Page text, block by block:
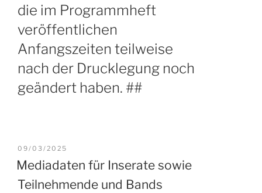
die im Programmheft
veröffentlichen
Anfangszeiten teilweise
nach der Drucklegung noch
geändert haben. ##
VERÖFFENTLICHT
09/03/2025
Mediadaten für Inserate sowie
Teilnehmende und Bands